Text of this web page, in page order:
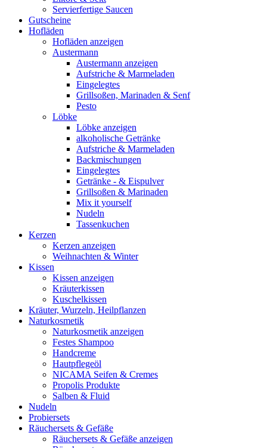
Servierfertige Saucen
Gutscheine
Hofläden
Hofläden anzeigen
Austermann
Austermann anzeigen
Aufstriche & Marmeladen
Eingelegtes
Grillsoßen, Marinaden & Senf
Pesto
Löbke
Löbke anzeigen
alkoholische Getränke
Aufstriche & Marmeladen
Backmischungen
Eingelegtes
Getränke - & Eispulver
Grillsoßen & Marinaden
Mix it yourself
Nudeln
Tassenkuchen
Kerzen
Kerzen anzeigen
Weihnachten & Winter
Kissen
Kissen anzeigen
Kräuterkissen
Kuschelkissen
Kräuter, Wurzeln, Heilpflanzen
Naturkosmetik
Naturkosmetik anzeigen
Festes Shampoo
Handcreme
Hautpflegeöl
NICAMA Seifen & Cremes
Propolis Produkte
Salben & Fluid
Nudeln
Probiersets
Räuchersets & Gefäße
Räuchersets & Gefäße anzeigen